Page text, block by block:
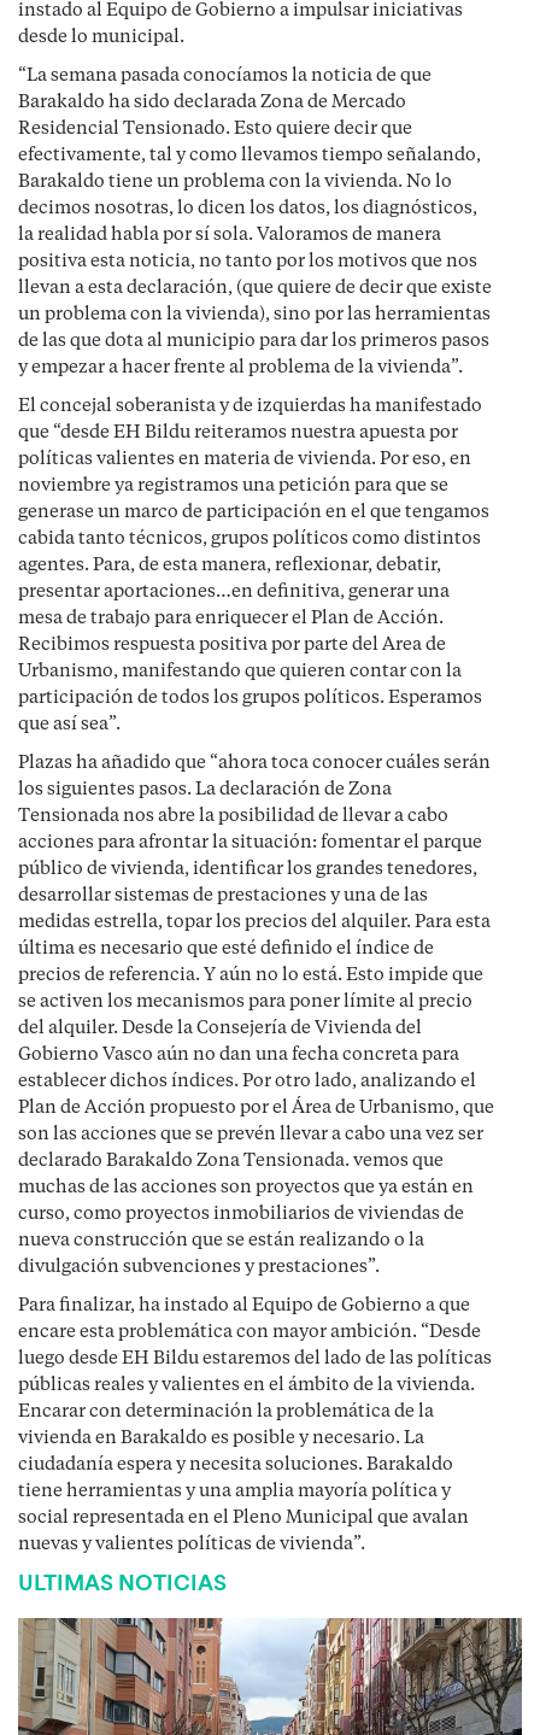
instado al Equipo de Gobierno a impulsar iniciativas
desde lo municipal.
“La semana pasada conocíamos la noticia de que
Barakaldo ha sido declarada Zona de Mercado
Residencial Tensionado. Esto quiere decir que
efectivamente, tal y como llevamos tiempo señalando,
Barakaldo tiene un problema con la vivienda. No lo
decimos nosotras, lo dicen los datos, los diagnósticos,
la realidad habla por sí sola. Valoramos de manera
positiva esta noticia, no tanto por los motivos que nos
llevan a esta declaración, (que quiere de decir que existe
un problema con la vivienda), sino por las herramientas
de las que dota al municipio para dar los primeros pasos
y empezar a hacer frente al problema de la vivienda”.
El concejal soberanista y de izquierdas ha manifestado
que “desde EH Bildu reiteramos nuestra apuesta por
políticas valientes en materia de vivienda. Por eso, en
noviembre ya registramos una petición para que se
generase un marco de participación en el que tengamos
cabida tanto técnicos, grupos políticos como distintos
agentes. Para, de esta manera, reflexionar, debatir,
presentar aportaciones…en definitiva, generar una
mesa de trabajo para enriquecer el Plan de Acción.
Recibimos respuesta positiva por parte del Area de
Urbanismo, manifestando que quieren contar con la
participación de todos los grupos políticos. Esperamos
que así sea”.
Plazas ha añadido que “ahora toca conocer cuáles serán
los siguientes pasos. La declaración de Zona
Tensionada nos abre la posibilidad de llevar a cabo
acciones para afrontar la situación: fomentar el parque
público de vivienda, identificar los grandes tenedores,
desarrollar sistemas de prestaciones y una de las
medidas estrella, topar los precios del alquiler. Para esta
última es necesario que esté definido el índice de
precios de referencia. Y aún no lo está. Esto impide que
se activen los mecanismos para poner límite al precio
del alquiler. Desde la Consejería de Vivienda del
Gobierno Vasco aún no dan una fecha concreta para
establecer dichos índices. Por otro lado, analizando el
Plan de Acción propuesto por el Área de Urbanismo, que
son las acciones que se prevén llevar a cabo una vez ser
declarado Barakaldo Zona Tensionada. vemos que
muchas de las acciones son proyectos que ya están en
curso, como proyectos inmobiliarios de viviendas de
nueva construcción que se están realizando o la
divulgación subvenciones y prestaciones”.
Para finalizar, ha instado al Equipo de Gobierno a que
encare esta problemática con mayor ambición. “Desde
luego desde EH Bildu estaremos del lado de las políticas
públicas reales y valientes en el ámbito de la vivienda.
Encarar con determinación la problemática de la
vivienda en Barakaldo es posible y necesario. La
ciudadanía espera y necesita soluciones. Barakaldo
tiene herramientas y una amplia mayoría política y
social representada en el Pleno Municipal que avalan
nuevas y valientes políticas de vivienda”.
ULTIMAS NOTICIAS